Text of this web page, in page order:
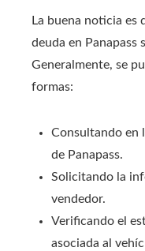
La buena noticia es
deuda en Panapass
Generalmente, se
formas:
Consultando en
de Panapass.
Solicitando la
vendedor.
Verificando el
asociada al